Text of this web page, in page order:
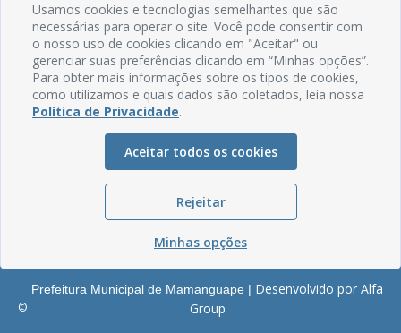
Email: comunicacao@mamanguape.pb.gov.br
Expediente: Segunda à Sexta, das 08h às 13h
Mapa do Site
Perguntas frequentes
Glossário
Serviços Internos
©
Prefeitura Municipal de Mamanguape | Desenvolvido por Alfa
Group
Usamos cookies e tecnologias semelhantes que são
necessárias para operar o site. Você pode consentir com
o nosso uso de cookies clicando em "Aceitar" ou
gerenciar suas preferências clicando em “Minhas opções”.
Para obter mais informações sobre os tipos de cookies,
como utilizamos e quais dados são coletados, leia nossa
Política de Privacidade.
Aceitar todos os cookies
Rejeitar
Minhas opções